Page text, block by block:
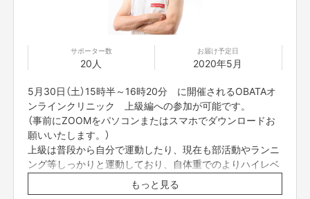
サポーター数
20人
お届け予定日
2020年5月
5月30日（土）15時半～16時20分 に開催されるOBATAオ
ンラインクリニック 上級編への参加が可能です。
（事前にZOOMをパソコンまたはスマホでダウンロードお
願いいたします。）
上級は普段から自分で運動したり、現在も部活動やランニ
ング等しっかりと運動しており、自体重でのよりハイレベ
ルなトレーニングをしたい人向けです。
もっと見る